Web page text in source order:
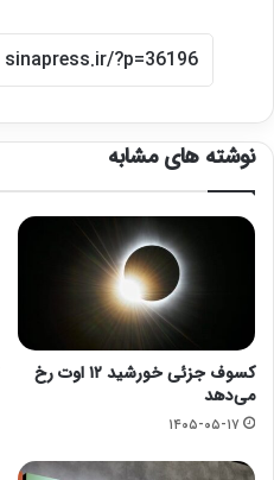
نوشته های مشابه
کسوف جزئی خورشید ۱۲ اوت رخ
می‌دهد
۱۴۰۵-۰۵-۱۷